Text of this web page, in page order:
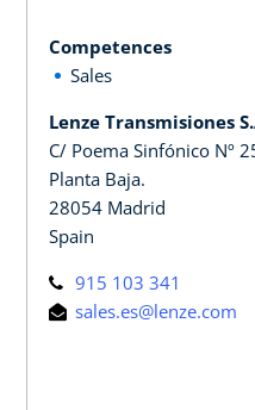
Competences
Sales
Lenze Transmisiones
C/ Poema Sinfónico Nº
Planta Baja.
28054 Madrid
Spain
915 103 341
sales.es@lenze.com